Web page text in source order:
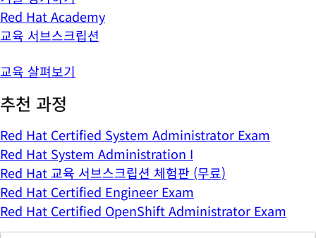
Red Hat Academy
교육 서브스크립션
교육 살펴보기
추천 과정
Red Hat Certified System Administrator Exam
Red Hat System Administration I
Red Hat 교육 서브스크립션 체험판 (무료)
Red Hat Certified Engineer Exam
Red Hat Certified OpenShift Administrator Exam